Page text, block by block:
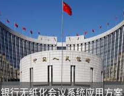
银行无纸化会议系统应用方案